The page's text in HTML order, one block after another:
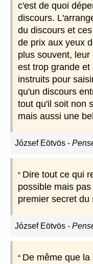
c'est de quoi
discours.
du discours et
de prix aux yeux
plus souvent,
est trop grande
instruits pour
qu'un discours
tout qu'il soit non
mais aussi une
József Eötvös -
Dire tout ce qui
possible mais
premier secret du
József Eötvös -
De même que